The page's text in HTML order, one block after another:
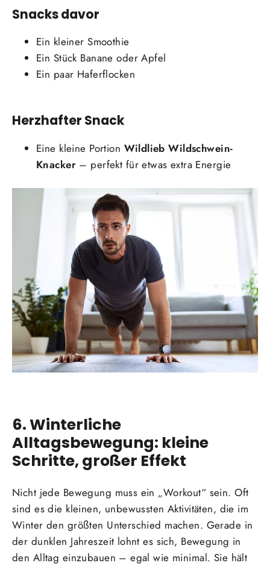
Snacks davor
Ein kleiner Smoothie
Ein Stück Banane oder Apfel
Ein paar Haferflocken
Herzhafter Snack
Eine kleine Portion Wildlieb Wildschwein-
Knacker– perfekt für etwas extra Energie
6. Winterliche
Alltagsbewegung: kleine
Schritte, großer Effekt
Nicht jede Bewegung muss ein „Workout“ sein. Oft
sind es die kleinen, unbewussten Aktivitäten, die im
Winter den größten Unterschied machen. Gerade in
der dunklen Jahreszeit lohnt es sich, Bewegung in
den Alltag einzubauen – egal wie minimal. Sie hält